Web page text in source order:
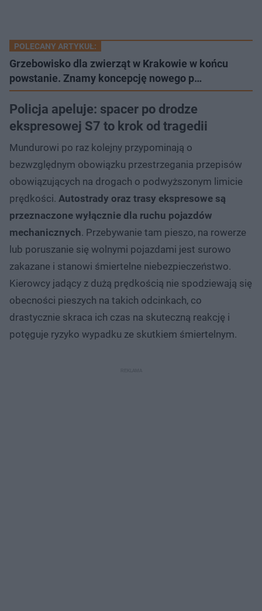
POLECANY ARTYKUŁ:
Grzebowisko dla zwierząt w Krakowie w końcu
powstanie. Znamy koncepcję nowego p…
Policja apeluje: spacer po drodze
ekspresowej S7 to krok od tragedii
Mundurowi po raz kolejny przypominają o
bezwzględnym obowiązku przestrzegania przepisów
obowiązujących na drogach o podwyższonym limicie
prędkości. Autostrady oraz trasy ekspresowe są
przeznaczone wyłącznie dla ruchu pojazdów
mechanicznych. Przebywanie tam pieszo, na rowerze
lub poruszanie się wolnymi pojazdami jest surowo
zakazane i stanowi śmiertelne niebezpieczeństwo.
Kierowcy jadący z dużą prędkością nie spodziewają się
obecności pieszych na takich odcinkach, co
drastycznie skraca ich czas na skuteczną reakcję i
potęguje ryzyko wypadku ze skutkiem śmiertelnym.